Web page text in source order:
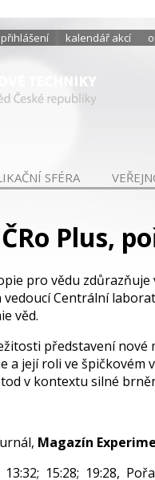
přihlášení kalendář akcí
SFÉRA
Plus,
pro vědu
Centrální
věd.
představení nové
a její roli ve špičkovém
v kontextu silné
Magazín
13:32; 15:28; 19:28,